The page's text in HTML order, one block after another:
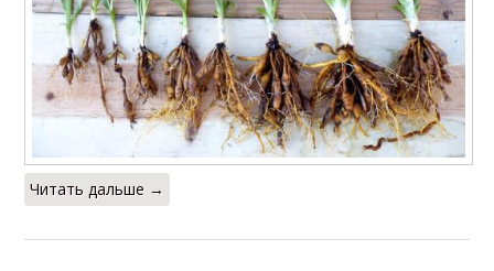
Читать дальше →